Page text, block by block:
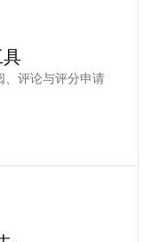
、评论与评分申请